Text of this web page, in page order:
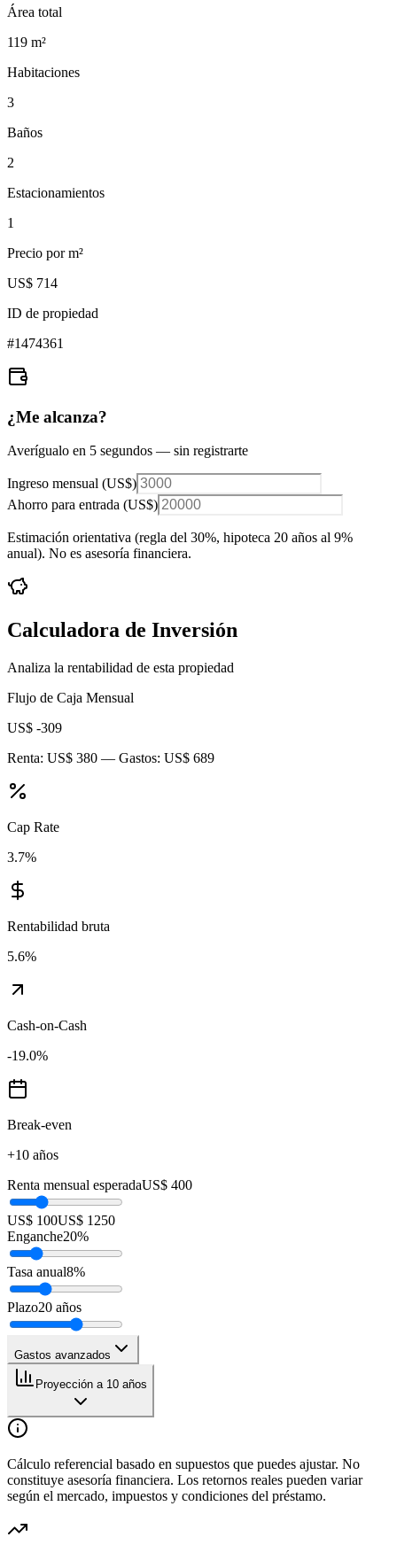
Área total
119 m²
Habitaciones
3
Baños
2
Estacionamientos
1
Precio por m²
US$ 714
ID de propiedad
#1474361
¿Me alcanza?
Averígualo en 5 segundos — sin registrarte
Ingreso mensual (US$)
Ahorro para entrada (US$)
Estimación orientativa (regla del 30%, hipoteca 20 años al 9%
anual). No es asesoría financiera.
Calculadora de Inversión
Analiza la rentabilidad de esta propiedad
Flujo de Caja Mensual
US$ -309
Renta: US$ 380 — Gastos: US$ 689
Cap Rate
3.7%
Rentabilidad bruta
5.6%
Cash-on-Cash
-19.0%
Break-even
+10 años
Renta mensual esperadaUS$ 400
US$ 100US$ 1250
Enganche20%
Tasa anual8%
Plazo20 años
Gastos avanzados
Proyección a 10 años
Cálculo referencial basado en supuestos que puedes ajustar. No
constituye asesoría financiera. Los retornos reales pueden variar
según el mercado, impuestos y condiciones del préstamo.